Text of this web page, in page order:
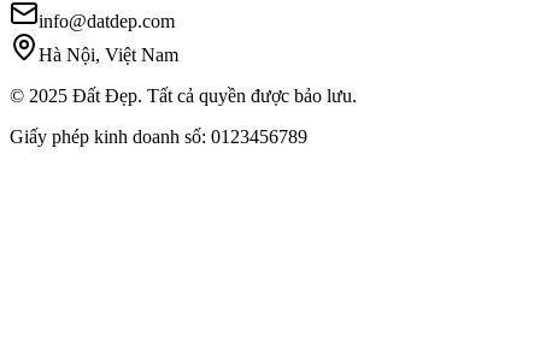
info@datdep.com
Hà Nội, Việt Nam
© 2025 Đất Đẹp. Tất cả quyền được bảo lưu.
Giấy phép kinh doanh số: 0123456789